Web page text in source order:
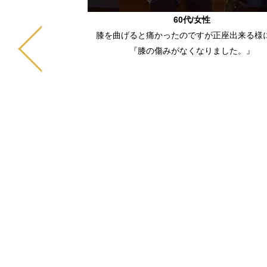
腰の痛みが噓のよう
も悪い部分を補うた
のでそこが気にいっ
60代/女性
膝を曲げると痛かったのですが正座出来る様
『膝の傷みがなくなりました。』